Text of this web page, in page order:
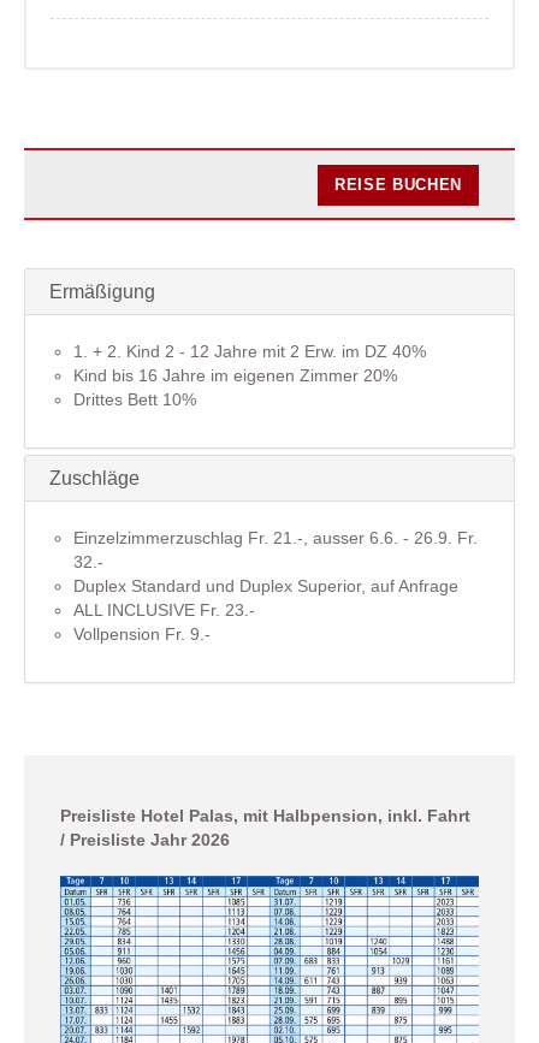
REISE BUCHEN
Ermäßigung
1. + 2. Kind 2 - 12 Jahre mit 2 Erw. im DZ 40%
Kind bis 16 Jahre im eigenen Zimmer 20%
Drittes Bett 10%
Zuschläge
Einzelzimmerzuschlag Fr. 21.-, ausser 6.6. - 26.9. Fr.
32.-
Duplex Standard und Duplex Superior, auf Anfrage
ALL INCLUSIVE Fr. 23.-
Vollpension Fr. 9.-
Preisliste Hotel Palas, mit Halbpension, inkl. Fahrt
/ Preisliste Jahr 2026